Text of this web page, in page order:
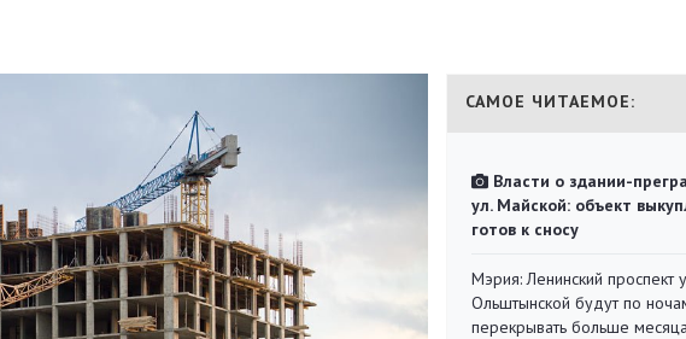
САМОЕ ЧИТАЕМОЕ:
Власти о здании-
ул. Майской: объект
готов к сносу
Мэрия: Ленинский проспект у
Ольштынской будут по
перекрывать больше месяца